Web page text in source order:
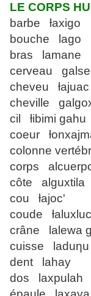
LE CORPS
barbe ƚaxigo
bouche lago
bras lamane
cerveau
cheveu ƚajuac
cheville
cil ƚibimi gahu
coeur
colonne
corps
côte alguxtila
cou ƚajoc'
coude ƚaluxluc
crâne lalewa
cuisse laduƞu
dent lahay
dos laxpulah